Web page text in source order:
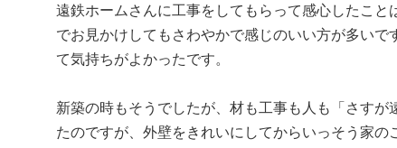
遠鉄ホームさんに工事をしてもらって感心したこ
でお見かけしてもさわやかで感じのいい方が多い
て気持ちがよかったです。
新築の時もそうでしたが、材も工事も人も「さす
たのですが、外壁をきれいにしてからいっそう家